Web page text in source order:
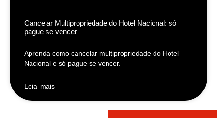
Cancelar Multipropriedade do Hotel Nacional: só
pague se vencer
Aprenda como cancelar multipropriedade do Hotel
Nacional e só pague se vencer.
Leia mais